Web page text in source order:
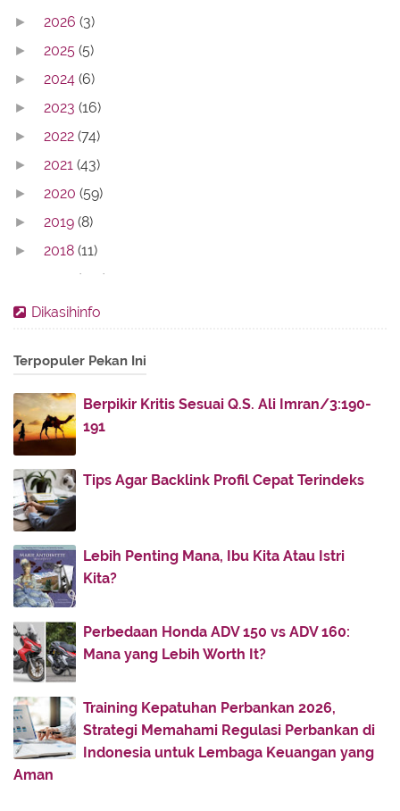
► 2026 (3)
► 2025 (5)
► 2024 (6)
► 2023 (16)
► 2022 (74)
► 2021 (43)
► 2020 (59)
► 2019 (8)
► 2018 (11)
(142)
► August
► June(16)
► May
► April(12)
▼ February(15)
Tiga Ciri Hamba yang Dikehendaki Baik
Dua Teladan Akhlak Mbah Arwani Amin
Wasiat Terakhir KH Abdul Karim Lirboyo Jelang
Wafat
Meneladani Kecintaan Rasulullah terhadap Tanah
Air
Pondasi Keutamaan Perilaku Manusia
Kisah Cinta Suci antara Ali bin Abi Thalib dan Fat...
Kekelompokan Jahiliyah
Membaca Semangat Akulturasi Islam di Tegalsari
Pon...
Dikasihinfo
Terpopuler Pekan Ini
Berpikir Kritis Sesuai Q.S. Ali Imran/3:190-
191
Tips Agar Backlink Profil Cepat Terindeks
Lebih Penting Mana, Ibu Kita Atau Istri
Kita?
Perbedaan Honda ADV 150 vs ADV 160:
Mana yang Lebih Worth It?
Training Kepatuhan Perbankan 2026,
Strategi Memahami Regulasi Perbankan di
Indonesia untuk Lembaga Keuangan yang
Aman